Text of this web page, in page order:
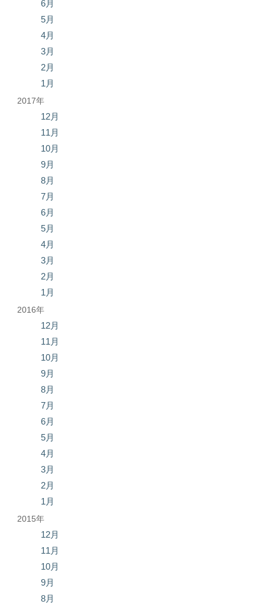
6月
5月
4月
3月
2月
1月
2017年
12月
11月
10月
9月
8月
7月
6月
5月
4月
3月
2月
1月
2016年
12月
11月
10月
9月
8月
7月
6月
5月
4月
3月
2月
1月
2015年
12月
11月
10月
9月
8月